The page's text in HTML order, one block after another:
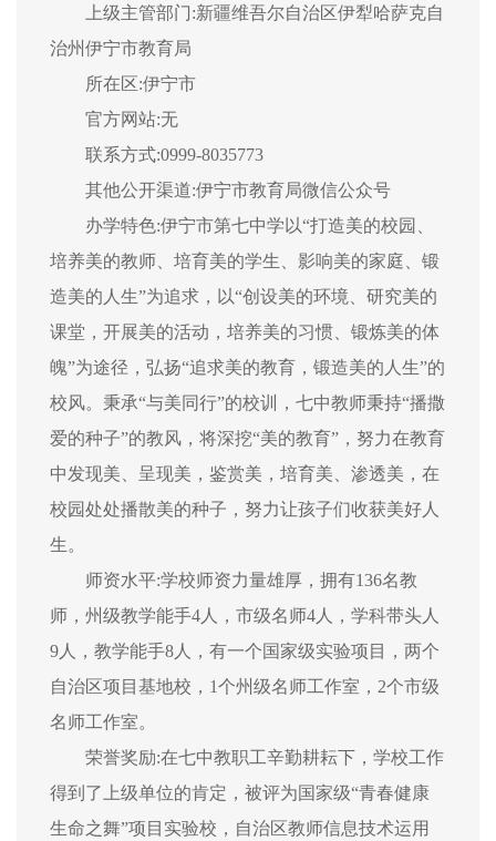
上级主管部门:新疆维吾尔自治区伊犁哈萨克自
治州伊宁市教育局
所在区:伊宁市
官方网站:无
联系方式:0999-8035773
其他公开渠道:伊宁市教育局微信公众号
办学特色:伊宁市第七中学以“打造美的校园、
培养美的教师、培育美的学生、影响美的家庭、锻
造美的人生”为追求，以“创设美的环境、研究美的
课堂，开展美的活动，培养美的习惯、锻炼美的体
魄”为途径，弘扬“追求美的教育，锻造美的人生”的
校风。秉承“与美同行”的校训，七中教师秉持“播撒
爱的种子”的教风，将深挖“美的教育”，努力在教育
中发现美、呈现美，鉴赏美，培育美、渗透美，在
校园处处播散美的种子，努力让孩子们收获美好人
生。
师资水平:学校师资力量雄厚，拥有136名教
师，州级教学能手4人，市级名师4人，学科带头人
9人，教学能手8人，有一个国家级实验项目，两个
自治区项目基地校，1个州级名师工作室，2个市级
名师工作室。
荣誉奖励:在七中教职工辛勤耕耘下，学校工作
得到了上级单位的肯定，被评为国家级“青春健康
生命之舞”项目实验校，自治区教师信息技术运用